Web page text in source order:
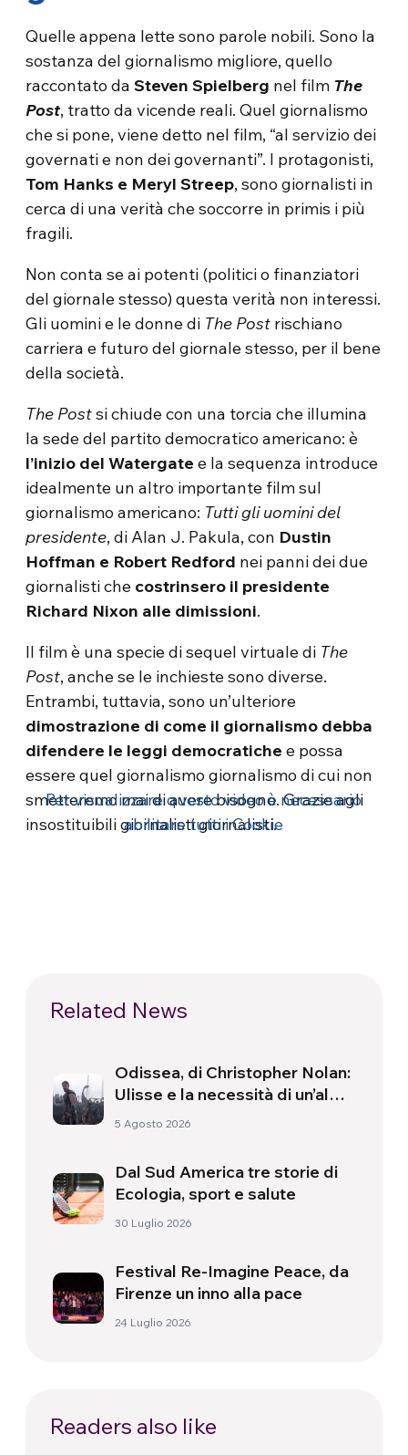
Quelle appena lette sono parole nobili. Sono la
sostanza del giornalismo migliore, quello
raccontato daSteven Spielberg nel film The
Post, tratto da vicende reali. Quel giornalismo
che si pone, viene detto nel film, “al servizio dei
governati e non dei governanti”. I protagonisti,
Tom Hanks e Meryl Streep, sono giornalisti in
cerca di una verità che soccorre in primis i più
fragili.
Non conta se ai potenti (politici o finanziatori
del giornale stesso) questa verità non interessi.
Gli uomini e le donne di The Post rischiano
carriera e futuro del giornale stesso, per il bene
della società.
The Postsi chiude con una torcia che illumina
la sede del partito democratico americano: è
l’inizio del Watergatee la sequenza introduce
idealmente un altro importante film sul
giornalismo americano: Tutti gli uomini del
presidente, di Alan J. Pakula, con Dustin
Hoffman e Robert Redford nei panni dei due
giornalisti che costrinsero il presidente
Richard Nixon alle dimissioni.
Il film è una specie di sequel virtuale di The
Post, anche se le inchieste sono diverse.
Entrambi, tuttavia, sono un’ulteriore
dimostrazione di come il giornalismo debba
difendere le leggi democratichee possa
essere quel giornalismo giornalismo di cui non
smetteremo mai di avere bisogno. Grazie agli
insostituibili giornalisti giornalisti.
Per visualizzare questo video è necessario
abilitare tutti i Cookie
Related News
Odissea, di Christopher Nolan:
Ulisse e la necessità di un’alba
nuova
5 Agosto 2026
Dal Sud America tre storie di
Ecologia, sport e salute
30 Luglio 2026
Festival Re-Imagine Peace, da
Firenze un inno alla pace
24 Luglio 2026
Readers also like